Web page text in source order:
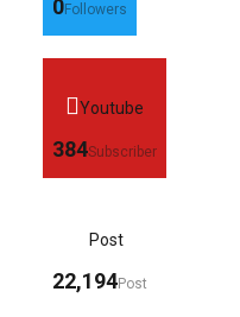
0Followers
Youtube
384Subscriber
Post
22,194Post